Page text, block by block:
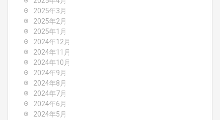
2025年3月
2025年2月
2025年1月
2024年12月
2024年11月
2024年10月
2024年9月
2024年8月
2024年7月
2024年6月
2024年5月